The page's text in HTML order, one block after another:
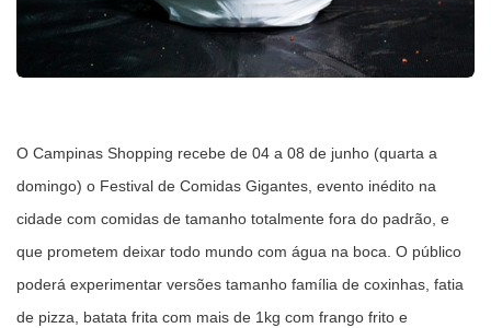
O Campinas Shopping recebe de 04 a 08 de junho (quarta a
domingo) o Festival de Comidas Gigantes, evento inédito na
cidade com comidas de tamanho totalmente fora do padrão, e
que prometem deixar todo mundo com água na boca. O público
poderá experimentar versões tamanho família de coxinhas, fatia
de pizza, batata frita com mais de 1kg com frango frito e